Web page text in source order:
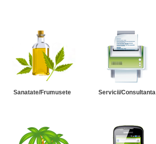
Sanatate/Frumusete Servicii/Consultanta